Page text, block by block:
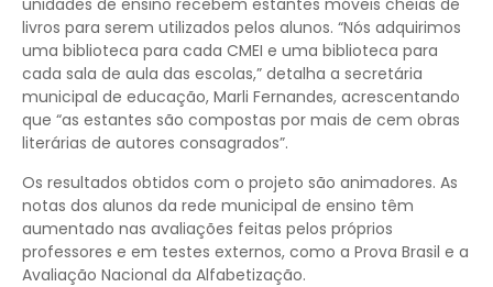
unidades de ensino recebem estantes móveis cheias de
livros para serem utilizados pelos alunos. “Nós adquirimos
uma biblioteca para cada CMEI e uma biblioteca para
cada sala de aula das escolas,” detalha a secretária
municipal de educação, Marli Fernandes, acrescentando
que “as estantes são compostas por mais de cem obras
literárias de autores consagrados”.
Os resultados obtidos com o projeto são animadores. As
notas dos alunos da rede municipal de ensino têm
aumentado nas avaliações feitas pelos próprios
professores e em testes externos, como a Prova Brasil e a
Avaliação Nacional da Alfabetização.